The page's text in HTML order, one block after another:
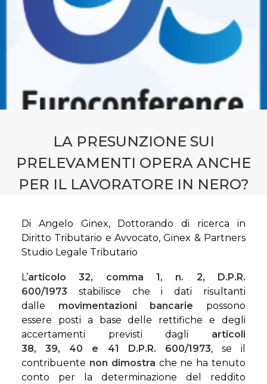
COMMERCIO INTERNAZIONALE
BANCARIO E FINANZIARIO
NEWS ED EVENTI
LA PRESUNZIONE SUI
PRELEVAMENTI OPERA ANCHE
PER IL LAVORATORE IN NERO?
Di Angelo Ginex, Dottorando di ricerca in
Diritto Tributario e Avvocato, Ginex & Partners
Studio Legale Tributario
L’articolo 32, comma 1, n. 2, D.P.R.
600/1973 stabilisce che i dati risultanti
dalle movimentazioni bancarie possono
essere posti a base delle rettifiche e degli
accertamenti previsti dagli articoli
38,39, 40 e 41 D.P.R. 600/1973, se il
contribuente non dimostra che ne ha tenuto
conto per la determinazione del reddito